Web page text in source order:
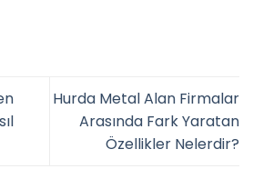
Hurda Metal Alan Firmalar
Arasında Fark Yaratan
Özellikler Nelerdir?